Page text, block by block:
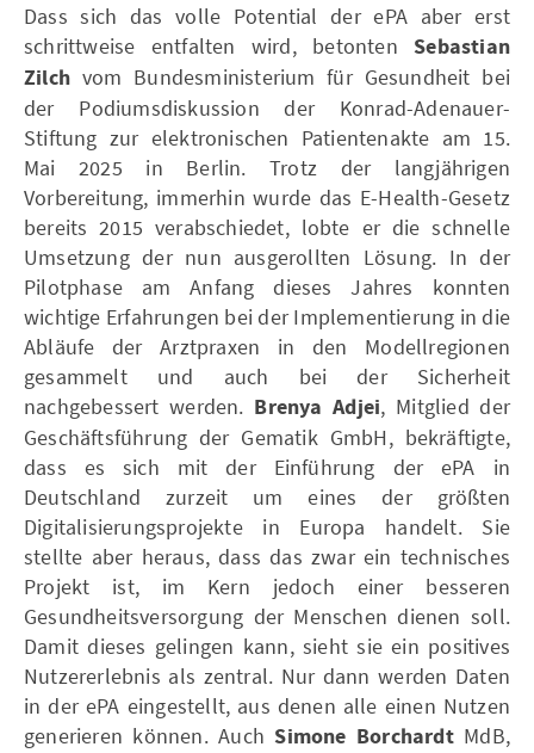
Dass sich das volle Potential der ePA aber erst
schrittweise entfalten wird, betonten Sebastian
Zilch vom Bundesministerium für Gesundheit bei
der Podiumsdiskussion der Konrad-Adenauer-
Stiftung zur elektronischen Patientenakte am 15.
Mai 2025 in Berlin. Trotz der langjährigen
Vorbereitung, immerhin wurde das E-Health-Gesetz
bereits 2015 verabschiedet, lobte er die schnelle
Umsetzung der nun ausgerollten Lösung. In der
Pilotphase am Anfang dieses Jahres konnten
wichtige Erfahrungen bei der Implementierung in die
Abläufe der Arztpraxen in den Modellregionen
gesammelt und auch bei der Sicherheit
nachgebessert werden. Brenya Adjei, Mitglied der
Geschäftsführung der Gematik GmbH, bekräftigte,
dass es sich mit der Einführung der ePA in
Deutschland zurzeit um eines der größten
Digitalisierungsprojekte in Europa handelt. Sie
stellte aber heraus, dass das zwar ein technisches
Projekt ist, im Kern jedoch einer besseren
Gesundheitsversorgung der Menschen dienen soll.
Damit dieses gelingen kann, sieht sie ein positives
Nutzererlebnis als zentral. Nur dann werden Daten
in der ePA eingestellt, aus denen alle einen Nutzen
generieren können. Auch Simone BorchardtMdB,